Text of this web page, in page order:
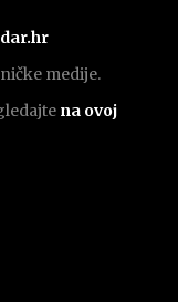
medije.
na ovoj